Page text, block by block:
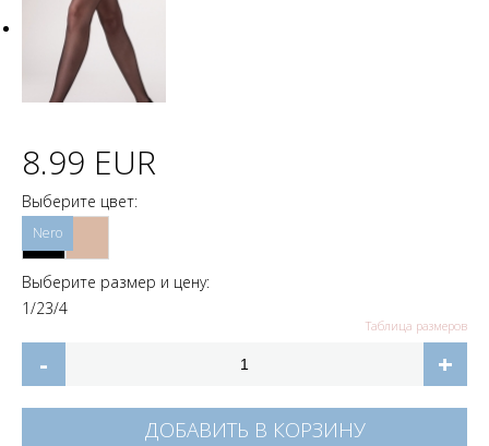
8.99 EUR
Выберите цвет:
Выберите размер и цену:
1/23/4
Таблица размеров
- +
ДОБАВИТЬ В КОРЗИНУ